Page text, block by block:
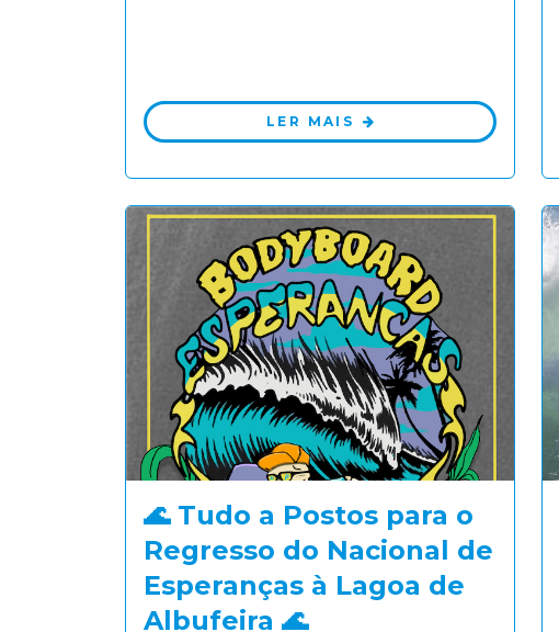
LER MAIS
🌊 Tudo a Postos para o
Regresso do Nacional de
Esperanças à Lagoa de
Albufeira 🌊